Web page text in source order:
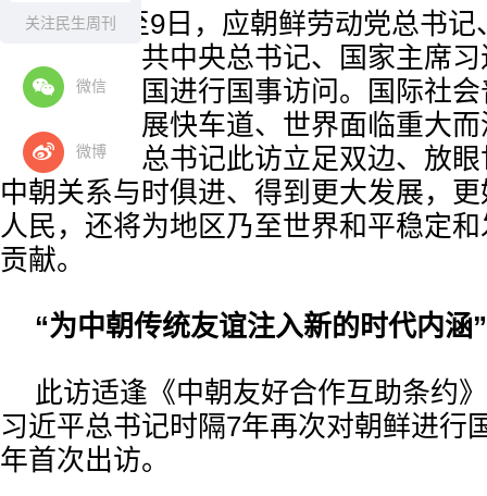
关注民生周刊
微信
微博
6月8日至9日，应朝鲜劳动党总书
恩邀请，中共中央总书记、国家主席
义人民共和国进行国事访问。国际社
两国步入发展快车道、世界面临重大
下，习近平总书记此访立足双边、放
中朝关系与时俱进、得到更大发展，
人民，还将为地区乃至世界和平稳定
贡献。
“为中朝传统友谊注入新的时代内涵”
此访适逢《中朝友好合作互助条约
习近平总书记时隔7年再次对朝鲜进行
年首次出访。